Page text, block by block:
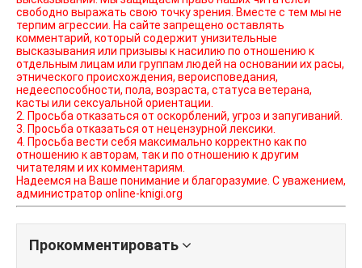
свободно выражать свою точку зрения. Вместе с тем мы не
терпим агрессии. На сайте запрещено оставлять
комментарий, который содержит унизительные
высказывания или призывы к насилию по отношению к
отдельным лицам или группам людей на основании их расы,
этнического происхождения, вероисповедания,
недееспособности, пола, возраста, статуса ветерана,
касты или сексуальной ориентации.
2. Просьба отказаться от оскорблений, угроз и запугиваний.
3. Просьба отказаться от нецензурной лексики.
4. Просьба вести себя максимально корректно как по
отношению к авторам, так и по отношению к другим
читателям и их комментариям.
Надеемся на Ваше понимание и благоразумие. С уважением,
администратор online-knigi.org
Прокомментировать